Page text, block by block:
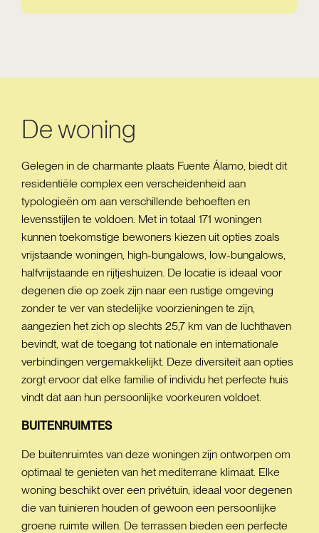
De woning
Gelegen in de charmante plaats Fuente Álamo, biedt dit
residentiële complex een verscheidenheid aan
typologieën om aan verschillende behoeften en
levensstijlen te voldoen. Met in totaal 171 woningen
kunnen toekomstige bewoners kiezen uit opties zoals
vrijstaande woningen, high-bungalows, low-bungalows,
halfvrijstaande en rijtjeshuizen. De locatie is ideaal voor
degenen die op zoek zijn naar een rustige omgeving
zonder te ver van stedelijke voorzieningen te zijn,
aangezien het zich op slechts 25,7 km van de luchthaven
bevindt, wat de toegang tot nationale en internationale
verbindingen vergemakkelijkt. Deze diversiteit aan opties
zorgt ervoor dat elke familie of individu het perfecte huis
vindt dat aan hun persoonlijke voorkeuren voldoet.
BUITENRUIMTES
De buitenruimtes van deze woningen zijn ontworpen om
optimaal te genieten van het mediterrane klimaat. Elke
woning beschikt over een privétuin, ideaal voor degenen
die van tuinieren houden of gewoon een persoonlijke
groene ruimte willen. De terrassen bieden een perfecte